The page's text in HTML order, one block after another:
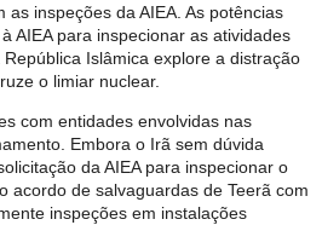
as inspeções da AIEA. As potências
AIEA para inspecionar as atividades
Islâmica explore a distração
o limiar nuclear.
com entidades envolvidas nas
Embora o Irã sem dúvida
da AIEA para inspecionar o
de salvaguardas de Teerã com
inspeções em instalações